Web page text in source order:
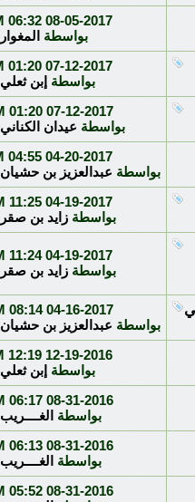
08-05-2017
06:32 PM
بواسطة المغوار
07-12-2017
01:20 PM
بواسطة إبن ثعلي
07-12-2017
01:20 AM
بواسطة عيدان الكناني
04-20-2017
04:55 PM
بواسطة عبدالعزيز بن حشيان
04-19-2017
11:25 AM
بواسطة زايد بن صقر
04-19-2017
11:24 AM
بواسطة زايد بن صقر
04-16-2017
08:14 AM
بواسطة عبدالعزيز بن حشيان
12-19-2016
12:19 PM
بواسطة إبن ثعلي
08-31-2016
06:17 AM
بواسطة الغــــريب
08-31-2016
06:13 AM
بواسطة الغــــريب
08-31-2016
05:52 AM